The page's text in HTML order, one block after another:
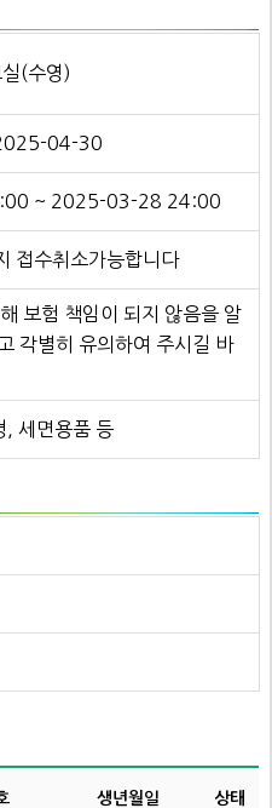
(수영)
04-30
~ 2025-03-28 24:00
접수취소가능합니다
보험 책임이 되지 않음을 알
각별히 유의하여 주시길 바
, 세면용품 등
생년월일 상태